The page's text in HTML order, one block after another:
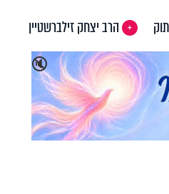
הרב יצחק זילברשטיין
🔇